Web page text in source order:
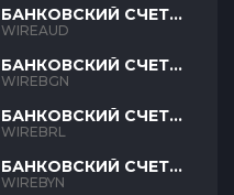
БАНКОВСКИЙ СЧЕТ
AUD
WIREAUD
БАНКОВСКИЙ СЧЕТ
BGN
WIREBGN
БАНКОВСКИЙ СЧЕТ
BRL
WIREBRL
БАНКОВСКИЙ СЧЕТ
BYN
WIREBYN